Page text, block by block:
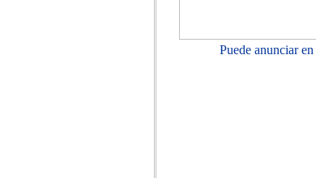
Puede anunciar en